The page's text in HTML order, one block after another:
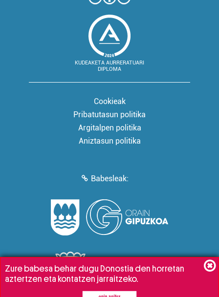
KUDEAKETA AURRERATUARI
DIPLOMA
Cookieak
Pribatutasun politika
Argitalpen politika
Aniztasun politika
Babesleak:
Zure babesa behar dugu Donostia den horretan
aztertzen eta kontatzen jarraitzeko.